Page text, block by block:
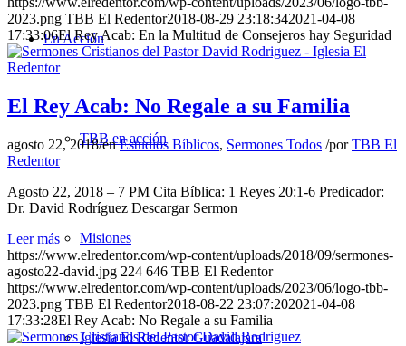
En Acción
TBB en acción
Misiones
Iglesia El Redentor Guadalajara
2023.png TBB El Redentor2018-08-29 23:18:342021-04-08
17:33:06El Rey Acab: En la Multitud de Consejeros hay Seguridad
El Rey Acab: No Regale a su Familia
agosto 22, 2018/enEstudios Bíblicos, Sermones Todos /porTBB El
Redentor
Agosto 22, 2018 – 7 PM Cita Bíblica: 1 Reyes 20:1-6 Predicador:
Dr. David Rodríguez Descargar Sermon
Leer más
https://www.elredentor.com/wp-content/uploads/2018/09/sermones-
agosto22-david.jpg 224 646 TBB El Redentor
https://www.elredentor.com/wp-content/uploads/2023/06/logo-tbb-
2023.png TBB El Redentor2018-08-22 23:07:202021-04-08
17:33:28El Rey Acab: No Regale a su Familia